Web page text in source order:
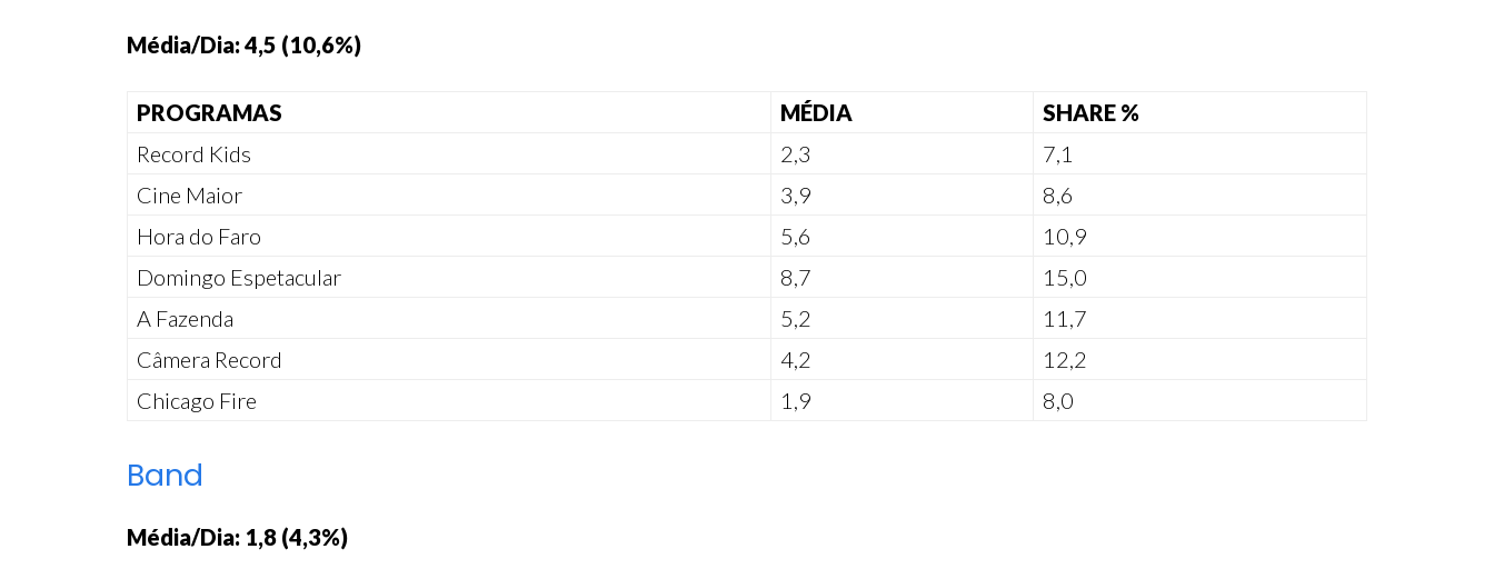
Média/Dia: 4,5 (10,6%)
PROGRAMAS MÉDIA
SHARE %
Record Kids
2,3
7,1
Cine Maior
3,9
8,6
Hora do Faro
5,6
10,9
Domingo Espetacular
8,7
15,0
A Fazenda
5,2
11,7
Câmera Record
4,2
12,2
Chicago Fire
1,9 8,0
Band
Média/Dia: 1,8 (4,3%)